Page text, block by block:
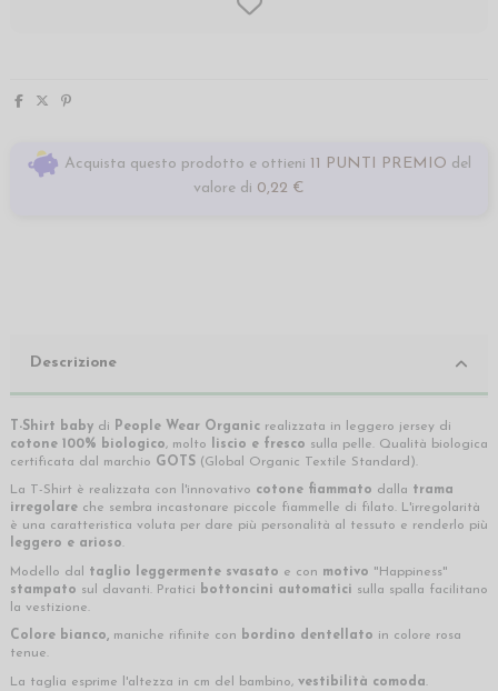
Acquista questo prodotto e ottieni 11 PUNTI PREMIO del
valore di 0,22 €
Descrizione
T-Shirt baby di People Wear Organic realizzata in leggero jersey di
cotone 100% biologico, molto liscio e fresco sulla pelle. Qualità biologica
certificata dal marchio GOTS (Global Organic Textile Standard).
La T-Shirt è realizzata con l'innovativo cotone fiammato dalla trama
irregolare che sembra incastonare piccole fiammelle di filato. L'irregolarità
è una caratteristica voluta per dare più personalità al tessuto e renderlo più
leggero e arioso.
Modello dal taglio leggermente svasato e con motivo "Happiness"
stampato sul davanti. Pratici bottoncini automatici sulla spalla facilitano
la vestizione.
Colore bianco, maniche rifinite con bordino dentellato in colore rosa
tenue.
La taglia esprime l'altezza in cm del bambino, vestibilità comoda.